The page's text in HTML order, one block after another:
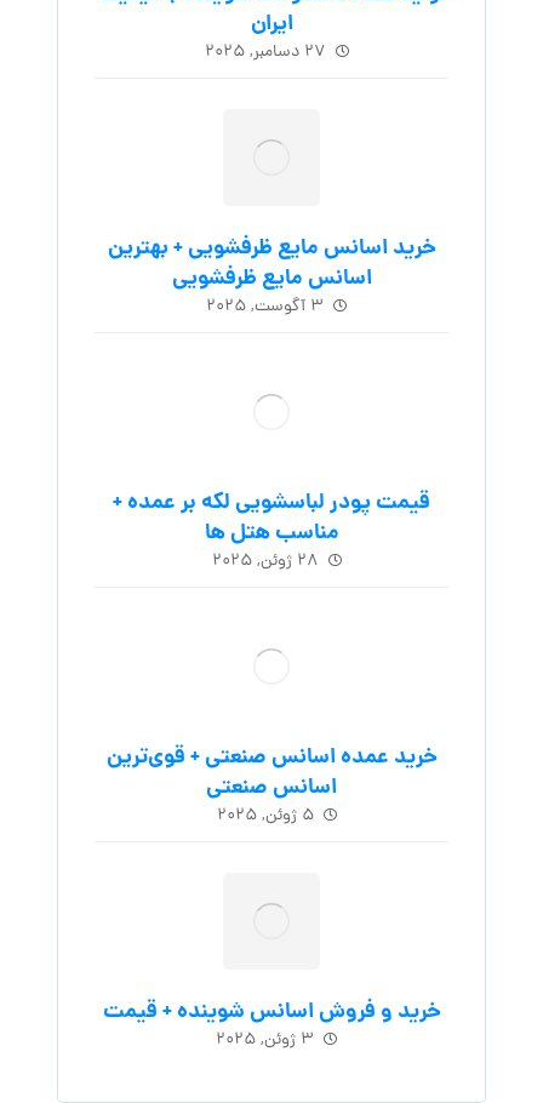
ایران
۲۷ دسامبر, ۲۰۲۵
خرید اسانس مایع ظرفشویی + بهترین
اسانس مایع ظرفشویی
۳ آگوست, ۲۰۲۵
قیمت پودر لباسشویی لکه بر عمده +
مناسب هتل ها
۲۸ ژوئن, ۲۰۲۵
خرید عمده اسانس صنعتی + قوی‌ترین
اسانس‌ صنعتی
۵ ژوئن, ۲۰۲۵
خرید و فروش اسانس شوینده + قیمت
۳ ژوئن, ۲۰۲۵